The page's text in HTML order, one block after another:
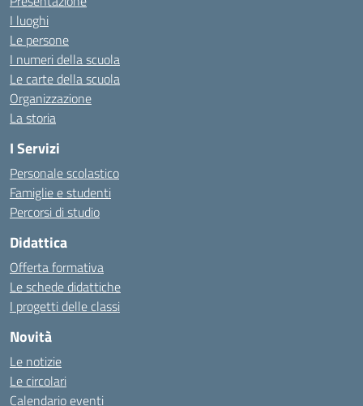
I luoghi
Le persone
I numeri della scuola
Le carte della scuola
Organizzazione
La storia
I Servizi
Personale scolastico
Famiglie e studenti
Percorsi di studio
Didattica
Offerta formativa
Le schede didattiche
I progetti delle classi
Novità
Le notizie
Le circolari
Calendario eventi